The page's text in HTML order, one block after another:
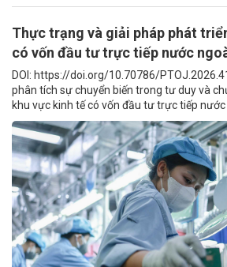
Thực trạng và giải pháp phát
có vốn đầu tư trực tiếp nước
DOI: https://doi.org/10.70786/
phân tích sự chuyển biến trong tư duy và
khu vực kinh tế có vốn đầu tư trực tiếp nước